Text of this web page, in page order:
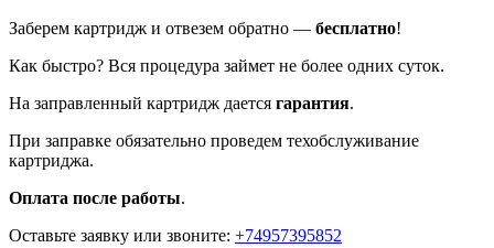
Заберем картридж и отвезем обратно — бесплатно!
Как быстро? Вся процедура займет не более одних суток.
На заправленный картридж дается гарантия.
При заправке обязательно проведем техобслуживание
картриджа.
Оплата после работы.
Оставьте заявку или звоните: +74957395852